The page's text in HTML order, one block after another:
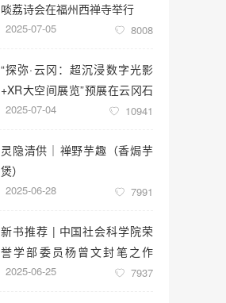
啖荔诗会在福州西禅寺举行
2025-07-05 8008
“探弥·云冈：超沉浸数字光影
+XR大空间展览”预展在云冈石
窟云冈美术馆启幕
2025-07-04 10941
灵隐清供｜​禅野芋趣（香焗芋
煲）
2025-06-28 7991
新书推荐 | 中国社会科学院荣
誉学部委员杨曾文封笔之作
《六祖坛经五本汇编》
2025-06-25 7937